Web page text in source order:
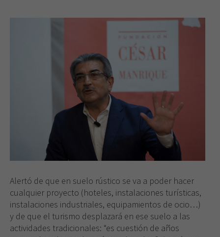
Alertó de que en suelo rústico se va a poder hacer
cualquier proyecto (hoteles, instalaciones turísticas,
instalaciones industriales, equipamientos de ocio…)
y de que el turismo desplazará en ese suelo a las
actividades tradicionales: “es cuestión de años